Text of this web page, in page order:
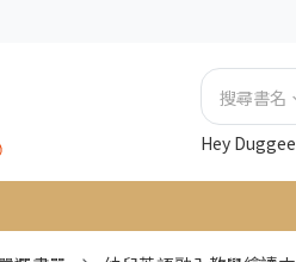
Hey Duggee